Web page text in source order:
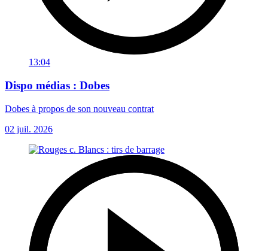
13:04
Dispo médias : Dobes
Dobes à propos de son nouveau contrat
02 juil. 2026